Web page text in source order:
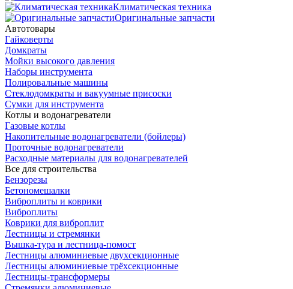
Климатическая техника
Оригинальные запчасти
Автотовары
Гайковерты
Домкраты
Мойки высокого давления
Наборы инструмента
Полировальные машины
Стеклодомкраты и вакуумные присоски
Сумки для инструмента
Котлы и водонагреватели
Газовые котлы
Накопительные водонагреватели (бойлеры)
Проточные водонагреватели
Расходные материалы для водонагревателей
Все для строительства
Бензорезы
Бетономешалки
Виброплиты и коврики
Виброплиты
Коврики для виброплит
Лестницы и стремянки
Вышка-тура и лестница-помост
Лестницы алюминиевые двухсекционные
Лестницы алюминиевые трёхсекционные
Лестницы-трансформеры